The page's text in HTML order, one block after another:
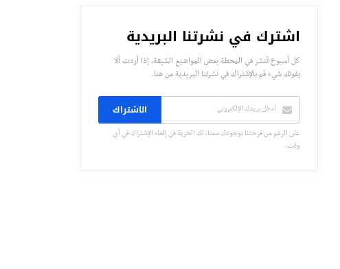
اشترك في نشرتنا البريدية
كل أسبوع تُنشر في المحطة بعض المواضيع الشيقة، إذا أردت ألا
يفوتك شيء قم بالإشتراك في نشرتنا البريدية من هنا.
الاشتراك
على الرغم من فرحتنا بوجودك معنا، لك الحرية في إلغاء الإشتراك في أي
وقت.